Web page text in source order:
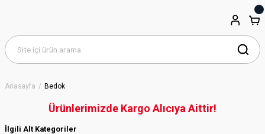
Anasayfa Bedok
Ürünlerimizde Kargo Alıcıya Aittir!
İlgili Alt Kategoriler